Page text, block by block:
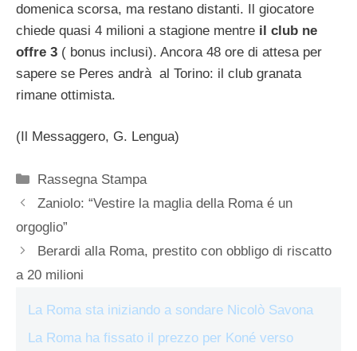
domenica scorsa, ma restano distanti. Il giocatore
chiede quasi 4 milioni a stagione mentre il club ne
offre 3 ( bonus inclusi). Ancora 48 ore di attesa per
sapere se Peres andrà al Torino: il club granata
rimane ottimista.
(Il Messaggero, G. Lengua)
Categorie
Rassegna Stampa
Zaniolo: “Vestire la maglia della Roma é un
orgoglio”
Berardi alla Roma, prestito con obbligo di riscatto
a 20 milioni
La Roma sta iniziando a sondare Nicolò Savona
La Roma ha fissato il prezzo per Koné verso